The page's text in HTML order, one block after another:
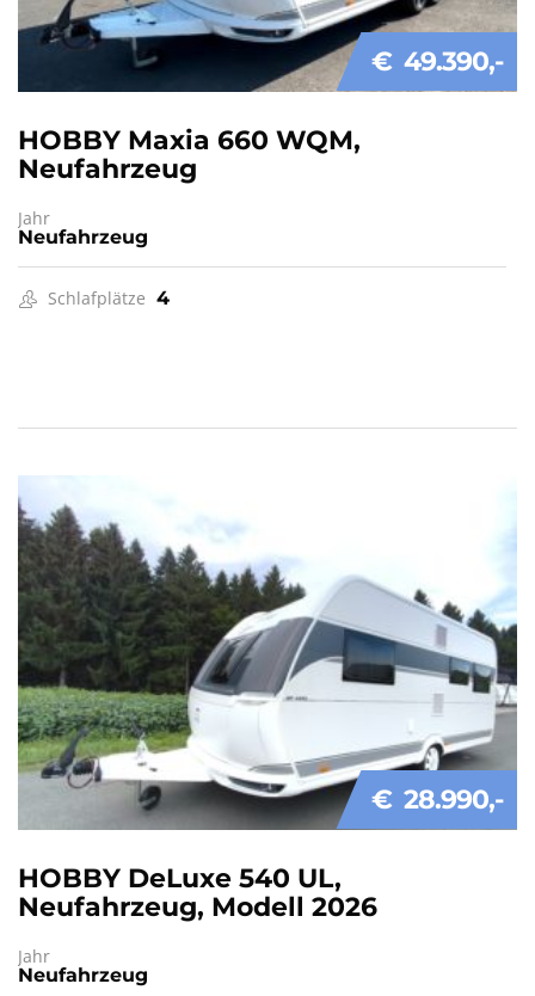
€ 49.390
HOBBY Maxia 660 WQM,
Neufahrzeug
Jahr
Neufahrzeug
Schlafplätze 4
€ 28.990
HOBBY DeLuxe 540 UL,
Neufahrzeug, Modell 2026
Jahr
Neufahrzeug